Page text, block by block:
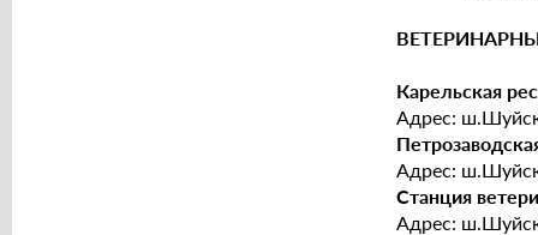
Карельская
Адрес:
Адрес:
Станция
Адрес: